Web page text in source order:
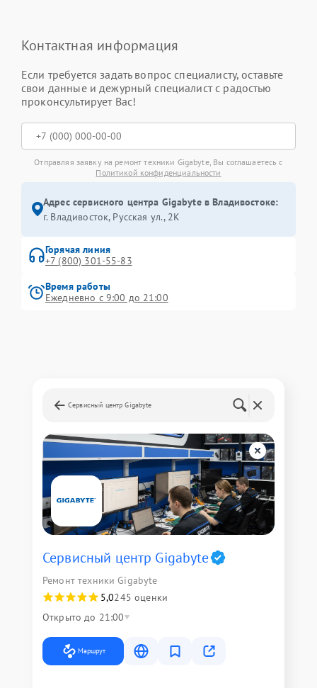
Контактная информация
Если требуется задать вопрос специалисту, оставьте
свои данные и дежурный специалист с радостью
проконсультирует Вас!
Отправляя заявку на ремонт техники Gigabyte, Вы соглашаетесь с
Политикой конфиденциальности
Адрес сервисного центра Gigabyte в Владивостоке:
г. Владивосток, Русская ул., 2К
Горячая линия
+7 (800) 301-55-83
Время работы
Ежедневно с 9:00 до 21:00
Сервисный центр Gigabyte
Сервисный центр Gigabyte
Ремонт техники Gigabyte
5,0245 оценки
Открыто до 21:00
Маршрут